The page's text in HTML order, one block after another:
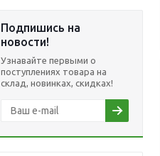
Подпишись на
новости!
Узнавайте первыми о
поступлениях товара на
склад, новинках, скидках!